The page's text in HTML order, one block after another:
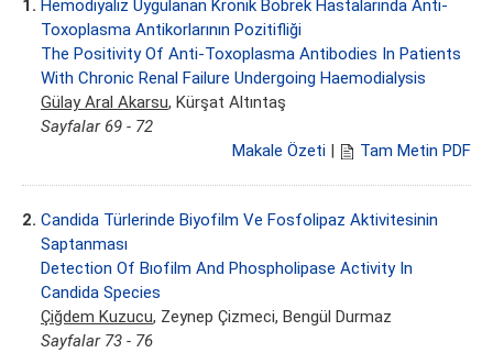
1. Hemodiyaliz Uygulanan Kronik Böbrek Hastalarında Anti-
Toxoplasma Antikorlarının Pozitifliği
The Positivity Of Anti-Toxoplasma Antibodies In Patients
With Chronic Renal Failure Undergoing Haemodialysis
Gülay Aral Akarsu, Kürşat Altıntaş
Sayfalar 69 - 72
Makale Özeti | Tam Metin PDF
2. Candida Türlerinde Biyofilm Ve Fosfolipaz Aktivitesinin
Saptanması
Detection Of Bıofilm And Phospholipase Activity In
Candida Species
Çiğdem Kuzucu, Zeynep Çizmeci, Bengül Durmaz
Sayfalar 73 - 76